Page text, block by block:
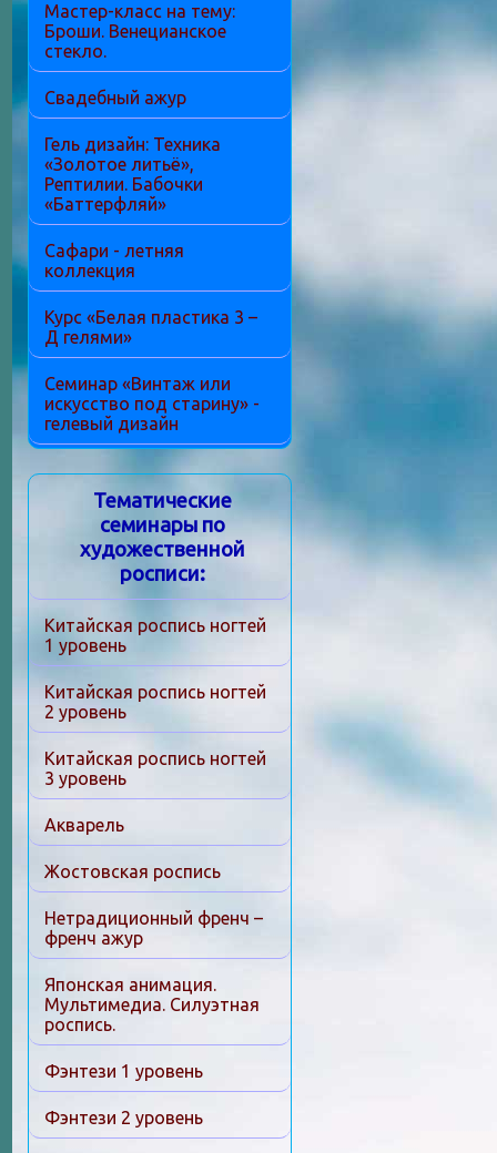
Мастер-класс на тему:
Броши. Венецианское
стекло.
Свадебный ажур
Гель дизайн: Техника
«Золотое литьё»,
Рептилии. Бабочки
«Баттерфляй»
Сафари - летняя
коллекция
Курс «Белая пластика 3 –
Д гелями»
Семинар «Винтаж или
искусство под старину» -
гелевый дизайн
Тематические
семинары по
художественной
росписи:
Китайская роспись ногтей
1 уровень
Китайская роспись ногтей
2 уровень
Китайская роспись ногтей
3 уровень
Акварель
Жостовская роспись
Нетрадиционный френч –
френч ажур
Японская анимация.
Мультимедиа. Силуэтная
роспись.
Фэнтези 1 уровень
Фэнтези 2 уровень